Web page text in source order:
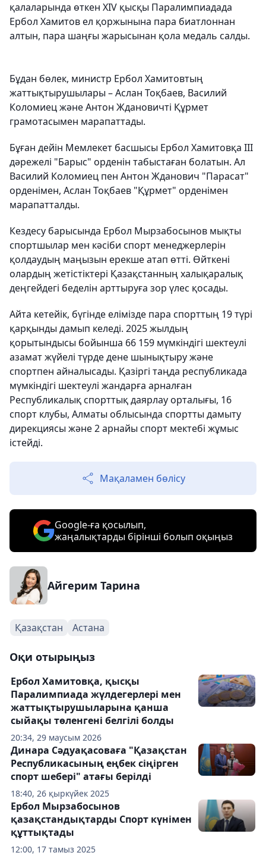
қалаларында өткен XIV қысқы Паралимпиадада
Ербол Хамитов ел қоржынына пара биатлоннан
алтын, пара шаңғы жарысынан қола медаль салды.
Бұдан бөлек, министр Ербол Хамитовтың
жаттықтырушылары – Аслан Тоқбаев, Василий
Коломиец және Антон Ждановичті Құрмет
грамотасымен марапаттады.
Бұған дейін Мемлекет басшысы Ербол Хамитовқа ІІІ
дәрежелі "Барыс" орденін табыстаған болатын. Ал
Василий Коломиец пен Антон Жданович "Парасат"
орденімен, Аслан Тоқбаев "Құрмет" орденімен
марапатталды.
Кездесу барысында Ербол Мырзабосынов мықты
спортшылар мен кәсіби спорт менеджерлерін
қолдаудың маңызын ерекше атап өтті. Өйткені
олардың жетістіктері Қазақстанның халықаралық
деңгейдегі беделін арттыруға зор үлес қосады.
Айта кетейік, бүгінде елімізде пара спорттың 19 түрі
қарқынды дамып келеді. 2025 жылдың
қорытындысы бойынша 66 159 мүмкіндігі шектеулі
азамат жүйелі түрде дене шынықтыру және
спортпен айналысады. Қазіргі таңда республикада
мүмкіндігі шектеулі жандарға арналған
Республикалық спорттық даярлау орталығы, 16
спорт клубы, Алматы облысында спортты дамыту
дирекциясы және 2 арнайы спорт мектебі жұмыс
істейді.
Мақаламен бөлісу
Google-ға қосылып,
жаңалықтарды бірінші болып оқыңыз
Айгерим Тарина
Қазақстан Астана
Оқи отырыңыз
20:34, 29 маусым 2026
Ербол Хамитовқа, қысқы
Паралимпиада жүлдегерлері мен
жаттықтырушыларына қанша
сыйақы төленгені белгілі болды
18:40, 26 қыркүйек 2025
Динара Сәдуақасоваға "Қазақстан
Республикасының еңбек сіңірген
спорт шебері" атағы берілді
12:00, 17 тамыз 2025
Ербол Мырзабосынов
қазақстандықтарды Спорт күнімен
құттықтады